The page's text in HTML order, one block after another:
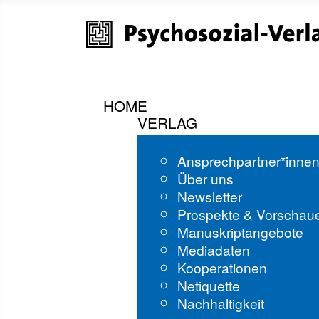
HOME
VERLAG
Über uns
Newsletter
Prospekte &
Manuskriptangebote
Mediadaten
Kooperationen
Netiquette
Nachhaltigkeit